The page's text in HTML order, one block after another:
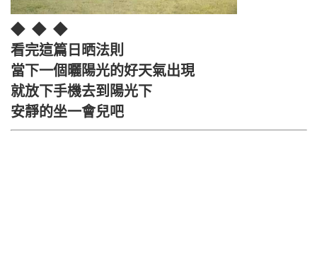
◆ ◆ ◆
看完這篇日晒法則
當下一個曬陽光的好天氣出現
就放下手機去到陽光下
安靜的坐一會兒吧